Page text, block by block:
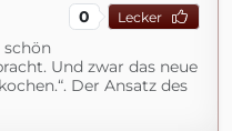
0 Lecker
schön
Und zwar das neue
Der Ansatz des